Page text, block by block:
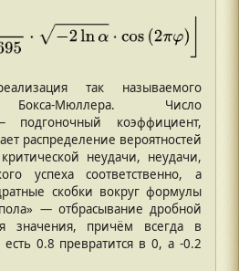
так называемого
Бокса-Мюллера. Число
подгоночный коэффициент,
распределение вероятностей
неудачи, неудачи,
успеха соответственно, а
скобки вокруг формулы
— отбрасывание дробной
значения, причём всегда в
0.8 превратится в 0, а -0.2